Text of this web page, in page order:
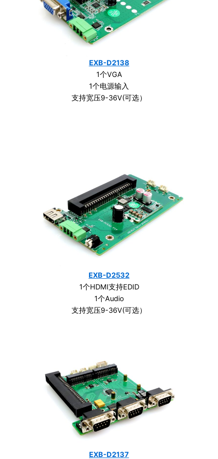
EXB-D2138
1个VGA
1个电源输入
支持宽压9-36V(可选）
EXB-D2532
1个HDMI支持EDID
1个Audio
支持宽压9-36V(可选）
EXB-D2137